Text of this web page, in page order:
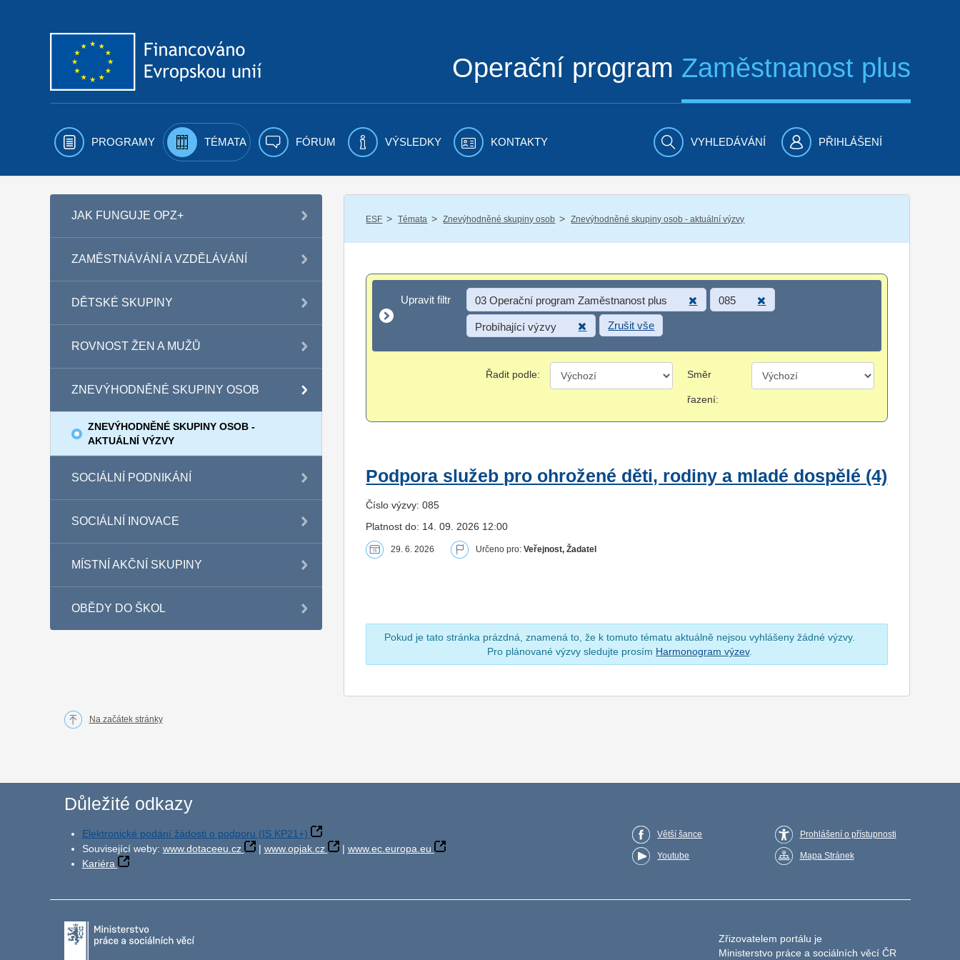
Operační program Zaměstnanost plus
PROGRAMY TÉMATA FÓRUM VÝSLEDKY KONTAKTY VYHLEDÁVÁNÍ PŘIHLÁŠENÍ
JAK FUNGUJE OPZ+
ZAMĚSTNÁVÁNÍ A VZDĚLÁVÁNÍ
DĚTSKÉ SKUPINY
ROVNOST ŽEN A MUŽŮ
ZNEVÝHODNĚNÉ SKUPINY OSOB
ZNEVÝHODNĚNÉ SKUPINY OSOB -
AKTUÁLNÍ VÝZVY
SOCIÁLNÍ PODNIKÁNÍ
SOCIÁLNÍ INOVACE
MÍSTNÍ AKČNÍ SKUPINY
OBĚDY DO ŠKOL
ESF / Témata / Znevýhodněné skupiny osob / Znevýhodněné skupiny osob - aktuální výzvy
Upravit filtr
Upravit filtr 03 Operační program Zaměstnanost plus 085
Probíhající výzvy Zrušit vše
Řadit podle: Směr
řazení:
Podpora služeb pro ohrožené děti, rodiny a mladé dospělé (4)
Číslo výzvy: 085
Platnost do: 14. 09. 2026 12:00
29. 6. 2026 Určeno pro:Veřejnost, Žadatel
Pokud je tato stránka prázdná, znamená to, že k tomuto tématu aktuálně nejsou vyhlášeny žádné výzvy.
Pro plánované výzvy sledujte prosím Harmonogram výzev.
Na začátek stránky
Důležité odkazy
Elektronické podání žádosti o podporu (IS KP21+)
Související weby: www.dotaceeu.cz | www.opjak.cz | www.ec.europa.eu
Kariéra
Větší šance
Youtube
Prohlášení o přístupnosti
Mapa Stránek
Zřizovatelem portálu je
Ministerstvo práce a sociálních věcí ČR